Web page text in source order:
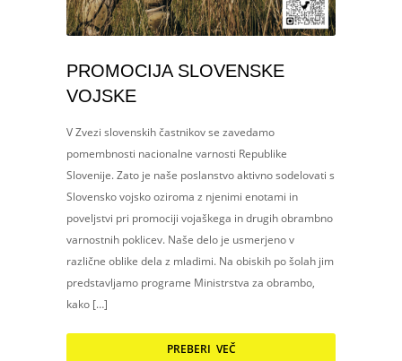
PROMOCIJA SLOVENSKE
VOJSKE
V Zvezi slovenskih častnikov se zavedamo
pomembnosti nacionalne varnosti Republike
Slovenije. Zato je naše poslanstvo aktivno sodelovati s
Slovensko vojsko oziroma z njenimi enotami in
poveljstvi pri promociji vojaškega in drugih obrambno
varnostnih poklicev. Naše delo je usmerjeno v
različne oblike dela z mladimi. Na obiskih po šolah jim
predstavljamo programe Ministrstva za obrambo,
kako […]
PREBERI VEČ